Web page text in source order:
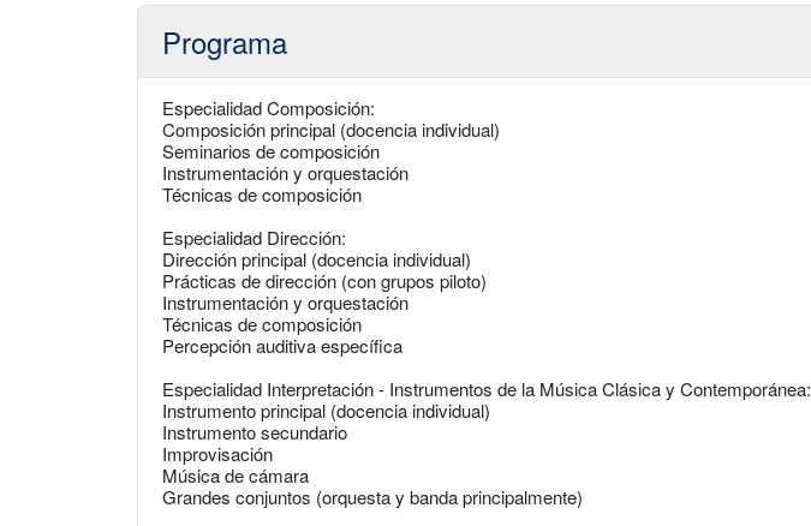
Programa
Especialidad Composición:
Composición principal (docencia individual)
Seminarios de composición
Instrumentación y orquestación
Técnicas de composición
Especialidad Dirección:
Dirección principal (docencia individual)
Prácticas de dirección (con grupos piloto)
Instrumentación y orquestación
Técnicas de composición
Percepción auditiva específica
Especialidad Interpretación - Instrumentos de la Música Clásica y Contemporánea:
Instrumento principal (docencia individual)
Instrumento secundario
Improvisación
Música de cámara
Grandes conjuntos (orquesta y banda principalmente)